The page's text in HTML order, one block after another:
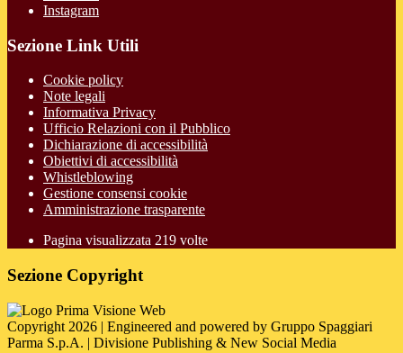
Instagram
Sezione Link Utili
Cookie policy
Note legali
Informativa Privacy
Ufficio Relazioni con il Pubblico
Dichiarazione di accessibilità
Obiettivi di accessibilità
Whistleblowing
Gestione consensi cookie
Amministrazione trasparente
Pagina visualizzata 219 volte
Sezione Copyright
Copyright 2026 | Engineered and powered by Gruppo Spaggiari
Parma S.p.A. | Divisione Publishing & New Social Media